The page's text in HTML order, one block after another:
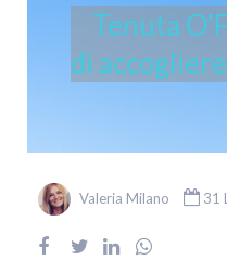
Tenuta
di accogliere
Valeria Milano 31